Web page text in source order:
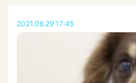
2021.06.29 17:45